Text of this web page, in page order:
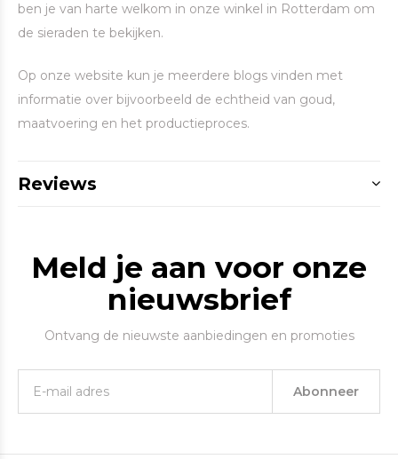
ben je van harte welkom in onze winkel in Rotterdam om
de sieraden te bekijken.
Op onze website kun je meerdere blogs vinden met
informatie over bijvoorbeeld de echtheid van goud,
maatvoering en het productieproces.
Reviews
Meld je aan voor onze
nieuwsbrief
Ontvang de nieuwste aanbiedingen en promoties
Abonneer